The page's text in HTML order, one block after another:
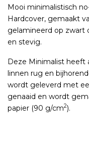
Mooi minimalistisch
Hardcover, gemaakt
gelamineerd op zwart
en stevig.
Deze Minimalist heeft
linnen rug en
wordt geleverd met
genaaid en wordt
papier (90 g/cm2).